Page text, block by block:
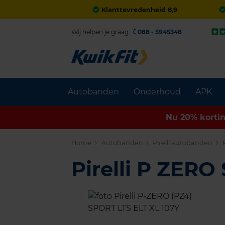
Klanttevredenheid 8,9
Autobanden Onderhoud APK
Wij helpen je graag. 088 - 5945348
Nu 20%
Home Autobanden Pirelli autobanden
Pirelli P ZERO